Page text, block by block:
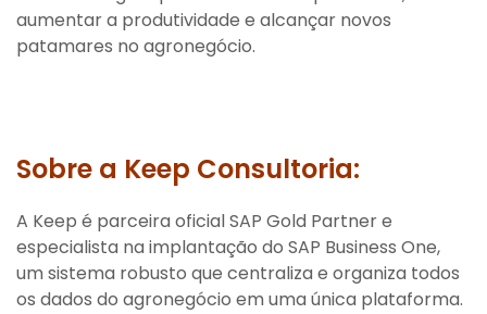
aumentar a produtividade e alcançar novos
patamares no agronegócio.
Sobre a Keep Consultoria:
A Keep é parceira oficial SAP Gold Partner e
especialista na implantação do SAP Business One,
um sistema robusto que centraliza e organiza todos
os dados do agronegócio em uma única plataforma.